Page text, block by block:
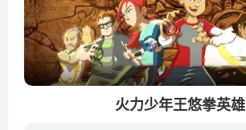
火力少年王悠拳英雄